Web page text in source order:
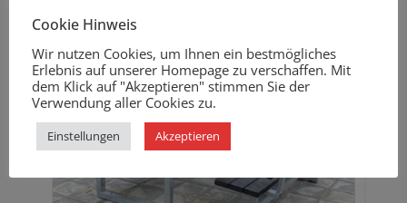
Cookie Hinweis
Wir nutzen Cookies, um Ihnen ein bestmögliches
Erlebnis auf unserer Homepage zu verschaffen. Mit
dem Klick auf "Akzeptieren" stimmen Sie der
Verwendung aller Cookies zu.
Einstellungen Akzeptieren